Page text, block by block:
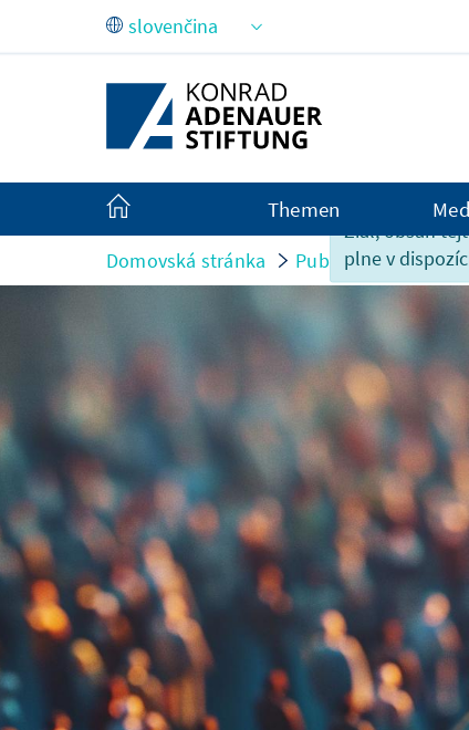
Skip to Main Content
Žiaľ, obsah
plne v
Themen
Domovská stránka Publikationen